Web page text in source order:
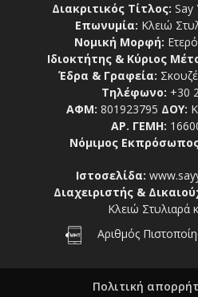
Διακριτικός Τίτλος: Say
Επωνυμία: Κλειώ
Νομική Μορφή:
Ιδιοκτήτης & Κύριος
Έδρα & Γραφεία:
Τηλέφωνο: +30
ΑΦΜ: 801923795 ΔΟΥ:
ΑΡ. ΓΕΜΗ:
Νόμιμος
Ιστοσελίδα:
Διαχειριστής &
Κλειώ Στυλιαρά
Αριθμός
Πολιτική